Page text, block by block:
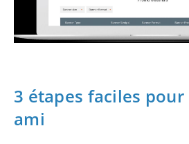
3 étapes faciles
ami